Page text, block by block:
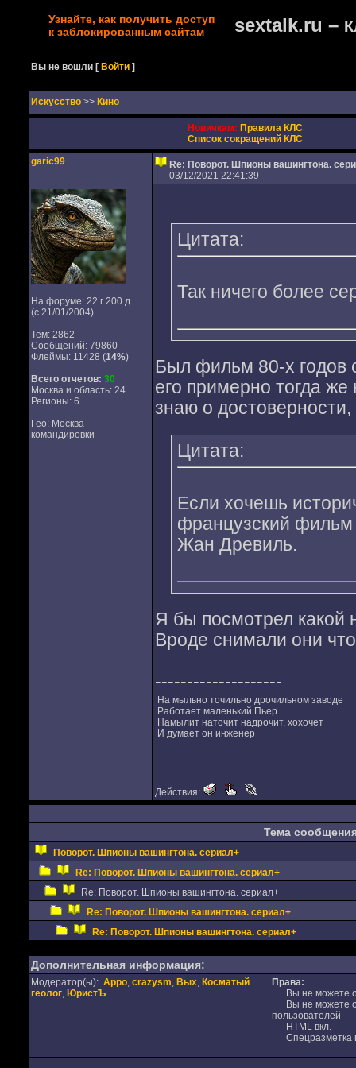
Узнайте, как получить доступ
к заблокированным сайтам
sextalk.ru –
Вы не вошли [Войти ]
Искусство >> Кино
Новичкам: Правила КЛС
Список сокращений КЛС
garic99
На форуме: 22 г 200 д
(с 21/01/2004)
Тем: 2862
Сообщений: 79860
Флеймы: 11428 (14%)
Всего отчетов: 30
Москва и область: 24
Регионы: 6
Гео: Москва-
командировки
Re: Поворот. Шпионы вашингтона.
03/12/2021 22:41:39
Цитата:
Так ничего более
Был фильм 80-х годов
его примерно тогда же
знаю о
Цитата:
Если хочешь
французский фильм
Жан Древиль.
Я бы посмотрел какой
Вроде снимали они
--------------------
На мыльно точильно дрочильном заводе
Работает маленький Пьер
Намылит наточит надрочит, хохочет
И думает он инженер
Действия:
Тема
Поворот. Шпионы вашингтона. сериал+
Re: Поворот. Шпионы вашингтона. сериал+
Re: Поворот. Шпионы вашингтона. сериал+
Re: Поворот. Шпионы вашингтона. сериал+
Re: Поворот. Шпионы вашингтона. сериал+
Дополнительная информация:
Модератор(ы): Appo, crazysm, Вых, Косматый
геолог, ЮристЪ
Права:
Вы не можете
Вы не можете
пользователей
HTML вкл.
Спецразметка